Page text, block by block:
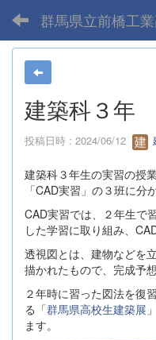
群馬県立前橋工
建築科３年
投稿日時 : 2024/06/12
建築科３年生の実習の授
「CAD実習」の３班に分
CAD実習では、２年生で
した学習に取り組み、
透視図とは、建物などを
描かれたもので、完成予
２年時に習った図法を復
る「群馬県高校生建築展
ます。